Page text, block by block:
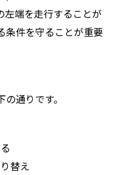
左端を走行することが
条件を守ることが重要
通りです。
替え